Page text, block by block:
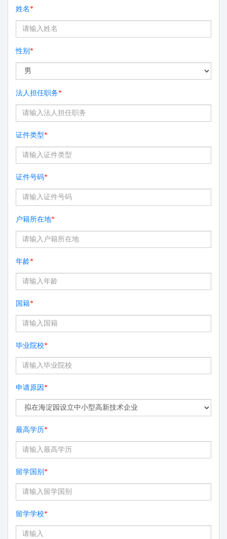
姓名*
性别 *
法人担任职务*
证件类型*
证件号码*
户籍所在地*
年龄*
国籍*
毕业院校*
申请原因*
最高学历*
留学国别 *
留学学校*